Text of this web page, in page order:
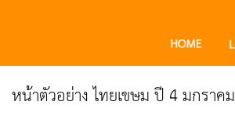
หน้าตัวอย่าง ไทยเขษม ปี 4 มกราคม